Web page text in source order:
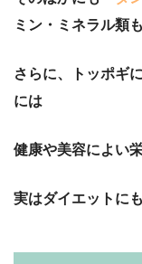
ミン・ミネラル類
さらに、トッポギ
には
健康や美容によい
実はダイエットに